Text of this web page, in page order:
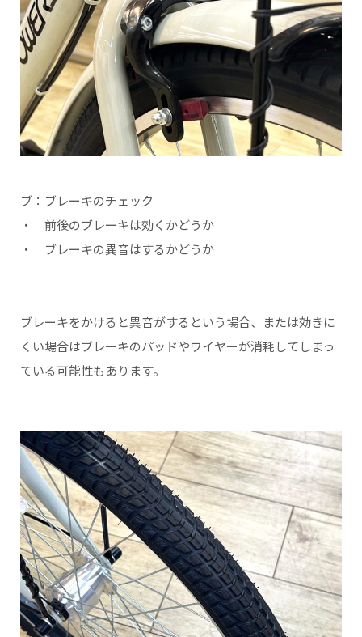
ブ：ブレーキのチェック
・ 前後のブレーキは効くかどうか
・ ブレーキの異音はするかどうか
ブレーキをかけると異音がするという場合、または効きに
くい場合はブレーキのパッドやワイヤーが消耗してしまっ
ている可能性もあります。